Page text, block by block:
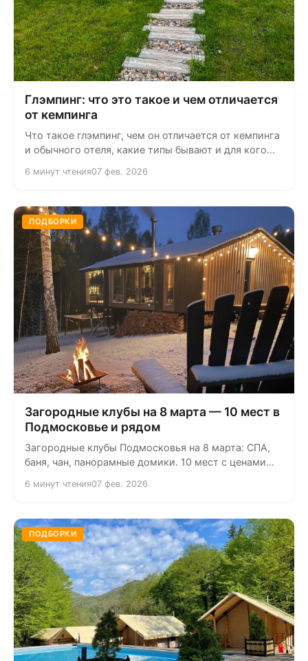
Глэмпинг: что это такое и чем отличается
от кемпинга
Что такое глэмпинг, чем он отличается от кемпинга
и обычного отеля, какие типы бывают и для кого
6 минут чтения07 фев. 2026
ПОДБОРКИ
Загородные клубы на 8 марта — 10 мест в
Подмосковье и рядом
Загородные клубы Подмосковья на 8 марта: СПА,
баня, чан, панорамные домики. 10 мест с ценами
6 минут чтения07 фев. 2026
ПОДБОРКИ